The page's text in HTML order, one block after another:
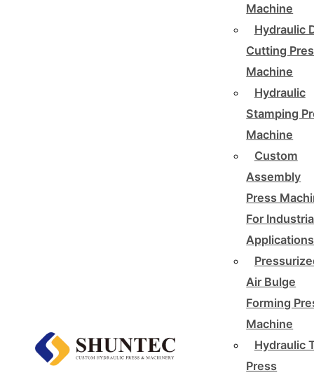
Machine
Hydraulic
Cutting
Machine
Hydraulic
Stamping
Machine
Custom
Assembly
Press
For
Applications
Air Bulge
Forming
Machine
Hydraulic
Press